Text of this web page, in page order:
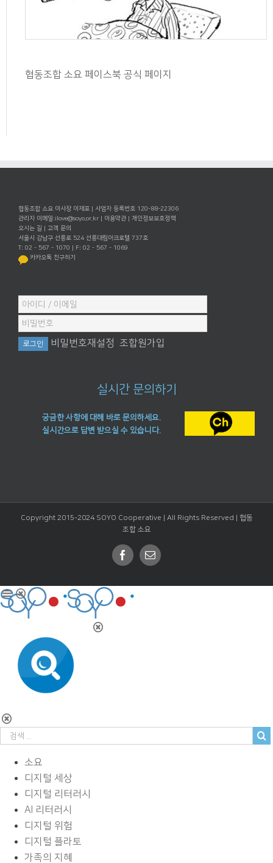
협동조합 소요 페이스북 공식 페이지
협동조합 소요 이사장 이재포 | 사업자 등록번호 120-88-22306
관리자 이메일:ilove@soyo.or.kr | 이용약관 | 개인정보보호정책
오시는 길 | 고객 문의
서울시 강남구 선릉로 524 선릉대림아크로텔 737호
T: 02 - 567 - 1070 | F: 02 - 567 - 1069
카카오톡 친구하기
비밀번호재설정 조합원가입
실시간 문의하기
궁금한 사항에 대해 바로 문의하세요.
실시간으로 답변 받으실 수 있습니다.
Copyright 2015-2024 SOYO Cooperative | All Rights Reserved | 협동
조합 소요
Facebook
Email
소요
디지털 세상
디지털 리터러시
AI 리터러시
디지털 위험
디지털 플라토
가족의 지혜